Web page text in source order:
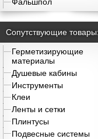
Фальшпол
Сопутствующие товары:
Герметизирующие
материалы
Душевые кабины
Инструменты
Клеи
Ленты и сетки
Плинтусы
Подвесные системы